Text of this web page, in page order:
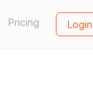
Pricing Login